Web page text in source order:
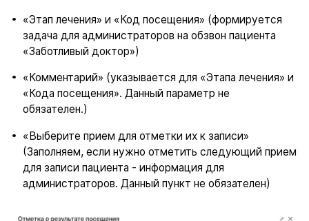
«Этап лечения» и «Код посещения» (формируется
задача для администраторов на обзвон пациента
«Заботливый доктор»)
«Комментарий» (указывается для «Этапа лечения» и
«Кода посещения». Данный параметр не
обязателен.)
«Выберите прием для отметки их к записи»
(Заполняем, если нужно отметить следующий прием
для записи пациента - информация для
администраторов. Данный пункт не обязателен)